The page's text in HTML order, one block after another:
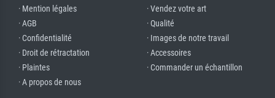
· Mention légales
· AGB
· Confidentialité
· Droit de rétractation
· Plaintes
· A propos de nous
· Vendez votre art
· Qualité
· Images de notre travail
· Accessoires
· Commander un échantillon